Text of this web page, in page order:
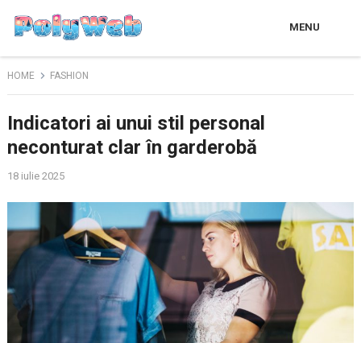
MENU
HOME FASHION
Indicatori ai unui stil personal
neconturat clar în garderobă
18 iulie 2025